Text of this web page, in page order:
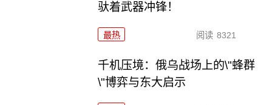
驮着武器冲锋！
最热 阅读 8321
千机压境：俄乌战场上的\"蜂群
\"博弈与东大启示